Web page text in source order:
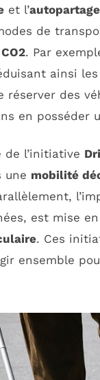
et l’autopartage
de
CO2. Par
ainsi
réserver des
en posséder
de l’initiative
une mobilité
est mise
. Ces
ensemble